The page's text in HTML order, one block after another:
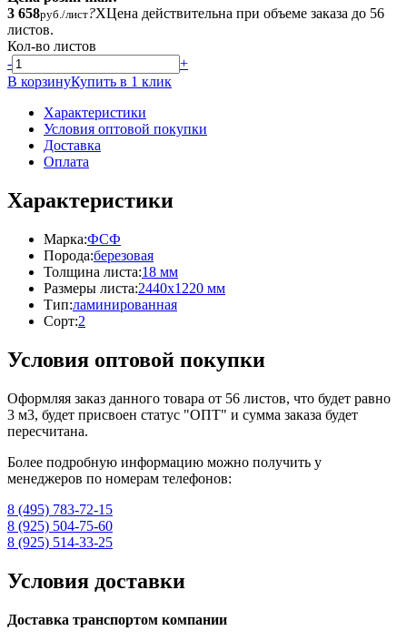
3 658руб./лист?XЦена действительна при объеме заказа до 56
листов.
Кол-во листов
-
+
В корзинуКупить в 1 клик
Характеристики
Условия оптовой покупки
Доставка
Оплата
Характеристики
Марка:ФСФ
Порода:березовая
Толщина листа:18 мм
Размеры листа:2440x1220 мм
Тип:ламинированная
Сорт:2
Условия оптовой покупки
Оформляя заказ данного товара от 56 листов, что будет равно
3 м3, будет присвоен статус "ОПТ" и сумма заказа будет
пересчитана.
Более подробную информацию можно получить у
менеджеров по номерам телефонов:
8 (495) 783-72-15
8 (925) 504-75-60
8 (925) 514-33-25
Условия доставки
Доставка транспортом компании